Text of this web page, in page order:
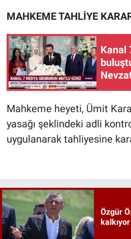
MAHKEME TAHLİYE
Kanal
Mahkeme heyeti, Ümit
yasağı şeklindeki adli
uygulanarak tahliyesine
Özgür